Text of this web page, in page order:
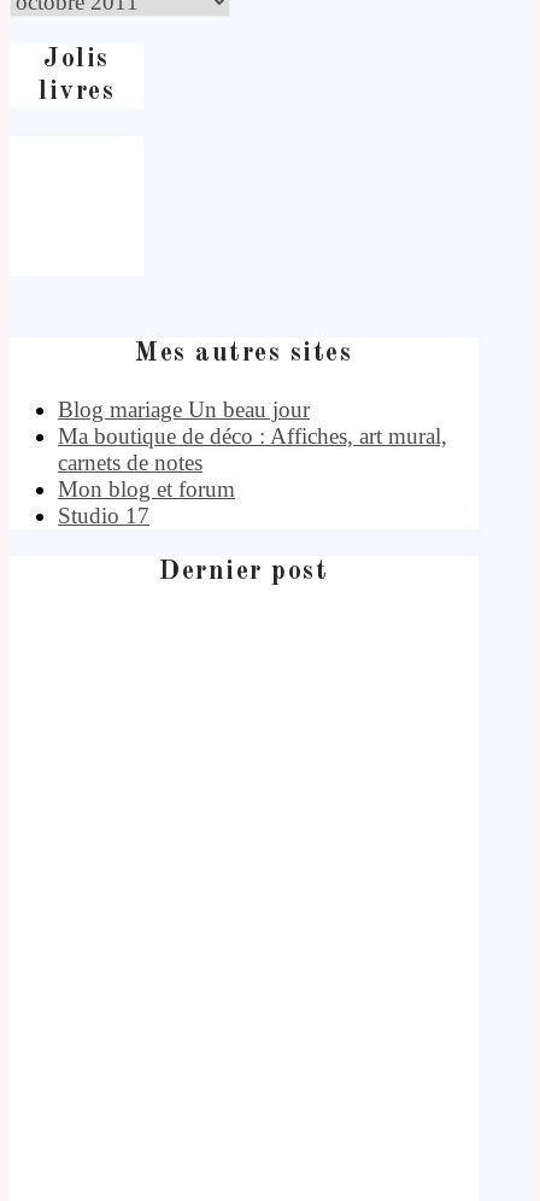
Jolis
livres
Mes autres sites
Blog mariage Un beau jour
Ma boutique de déco : Affiches, art mural,
carnets de notes
Mon blog et forum
Studio 17
Dernier post